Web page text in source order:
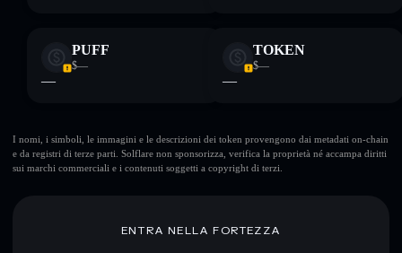
PUFF
$—
—
TOKEN
$—
—
I nomi, i simboli, le immagini e le descrizioni dei token provengono dai metadati on-chain
e da registri di terze parti. Solflare non sponsorizza, verifica la proprietà né accampa diritti
sui marchi commerciali e i contenuti soggetti a copyright di terzi.
ENTRA NELLA FORTEZZA